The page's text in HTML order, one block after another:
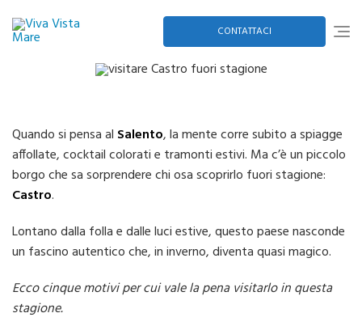
content CONTATTACI
Quando si pensa al Salento, la mente corre subito a spiagge
affollate, cocktail colorati e tramonti estivi. Ma c’è un piccolo
borgo che sa sorprendere chi osa scoprirlo fuori stagione:
Castro.
Lontano dalla folla e dalle luci estive, questo paese nasconde
un fascino autentico che, in inverno, diventa quasi magico.
Ecco cinque motivi per cui vale la pena visitarlo in questa
stagione.